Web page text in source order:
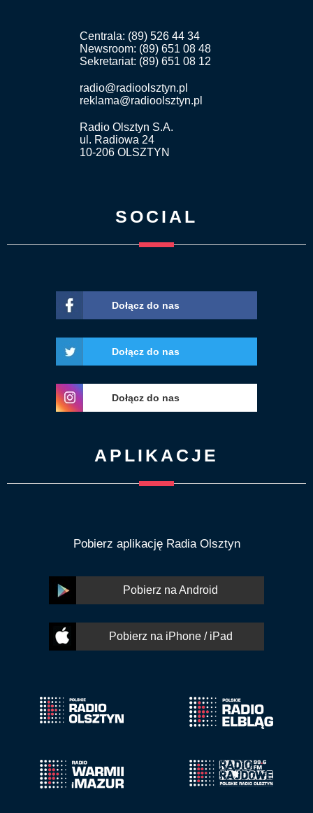
Centrala: (89) 526 44 34
Newsroom: (89) 651 08 48
Sekretariat: (89) 651 08 12
radio@radioolsztyn.pl
reklama@radioolsztyn.pl
Radio Olsztyn S.A.
ul. Radiowa 24
10-206 OLSZTYN
SOCIAL
Dołącz do nas
Dołącz do nas
Dołącz do nas
APLIKACJE
Pobierz aplikację Radia Olsztyn
Pobierz na Android
Pobierz na iPhone / iPad